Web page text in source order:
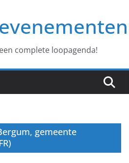
complete loopagenda!
gemeente